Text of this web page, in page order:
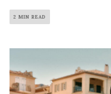
2 MIN READ